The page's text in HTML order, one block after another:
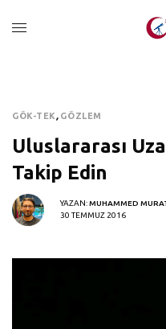
GÖK-TEK , GÖZLEM
Uluslararası
Takip Edin
YAZAN:MUHAMMED
30 TEMMUZ 2016